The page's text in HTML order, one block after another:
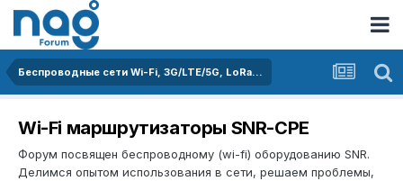
Беспроводные сети Wi-Fi, 3G/LTE/5G, LoRa...
Wi-Fi маршрутизаторы SNR-CPE
Форум посвящен беспроводному (wi-fi) оборудованию SNR.
Делимся опытом использования в сети, решаем проблемы,